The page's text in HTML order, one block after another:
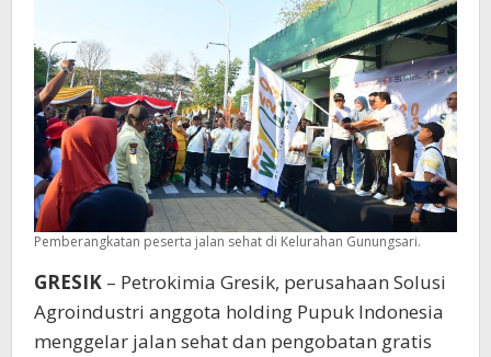
Pemberangkatan peserta jalan sehat di Kelurahan Gunungsari.
GRESIK – Petrokimia Gresik, perusahaan Solusi
Agroindustri anggota holding Pupuk Indonesia
menggelar jalan sehat dan pengobatan gratis